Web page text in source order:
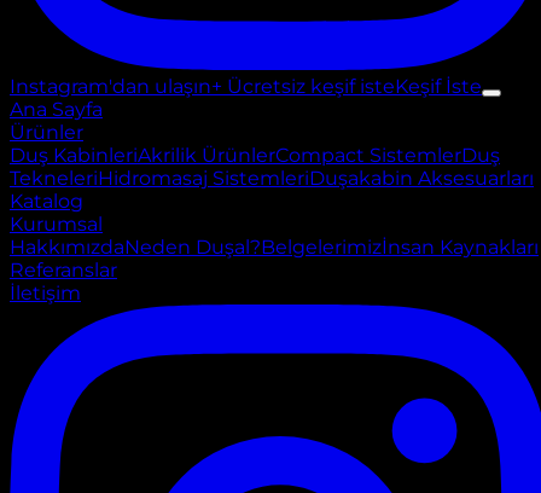
Instagram'dan ulaşın+ Ücretsiz keşif isteKeşif İste
Ana Sayfa
Ürünler
Duş KabinleriAkrilik ÜrünlerCompact SistemlerDuş
TekneleriHidromasaj SistemleriDuşakabin Aksesuarları
Katalog
Kurumsal
HakkımızdaNeden Duşal?Belgelerimizİnsan Kaynakları
Referanslar
İletişim